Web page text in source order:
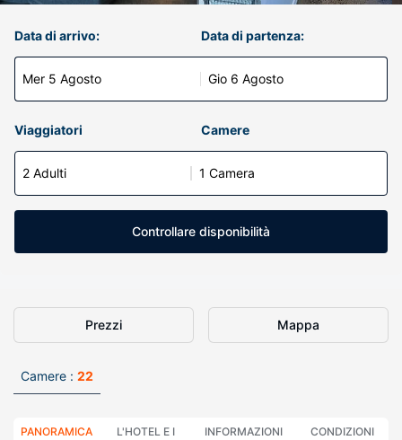
Data di arrivo:
Mer 5 Agosto
Data di partenza:
Gio 6 Agosto
Viaggiatori Camere
2 Adulti 1 Camera
Controllare disponibilità
Prezzi Mappa
Camere : 22
PANORAMICA
L'HOTEL E I
INFORMAZIONI
CONDIZIONI